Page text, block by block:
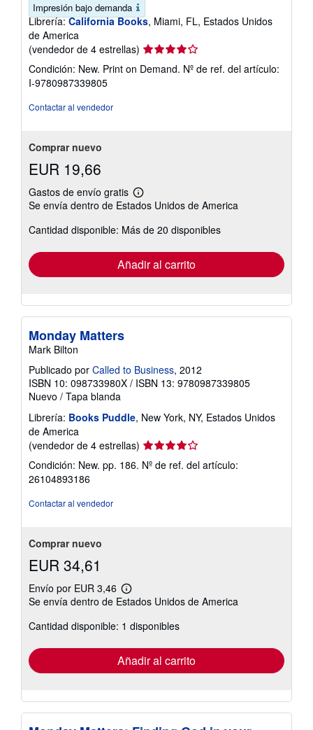
Impresión bajo demanda
Librería: California Books, Miami, FL, Estados Unidos
de America
(vendedor de 4 estrellas) Calificación
del
vendedor:
Condición: New. Print on Demand. Nº de ref. del artículo:
I-9780987339805
Contactar al vendedor
Comprar nuevo
EUR 19,66
Gastos de envío gratis
Más
información
las
envío
Se envía dentro de Estados Unidos de America
Cantidad disponible: Más de 20 disponibles
Añadir al carrito
Monday Matters
Mark Bilton
Publicado por Called to Business, 2012
ISBN 10: 098733980X / ISBN 13: 9780987339805
Nuevo / Tapa blanda
Librería: Books Puddle, New York, NY, Estados Unidos
de America
(vendedor de 4 estrellas) Calificación
del
vendedor:
Condición: New. pp. 186. Nº de ref. del artículo:
26104893186
Contactar al vendedor
Comprar nuevo
EUR 34,61
Envío por EUR 3,46
Más
información
las
tarifas
envío
Se envía dentro de Estados Unidos de America
Cantidad disponible: 1 disponibles
Añadir al carrito